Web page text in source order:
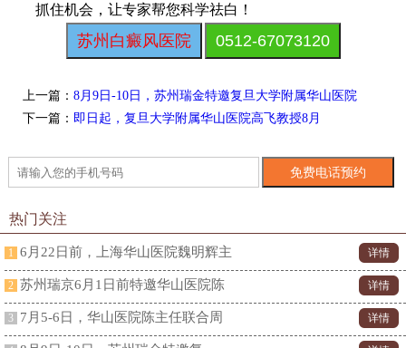
抓住机会，让专家帮您科学祛白！
苏州白癜风医院 0512-67073120
上一篇：8月9日-10日，苏州瑞金特邀复旦大学附属华山医院
下一篇： ​​即日起，复旦大学附属华山医院高飞教授8月
热门关注
1 6月22日前，上海华山医院魏明辉主 详情
2 苏州瑞京6月1日前特邀华山医院陈 详情
3 7月5-6日，华山医院陈主任联合周 详情